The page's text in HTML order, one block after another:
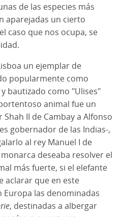
de las especies más
aparejadas un cierto
caso que nos ocupa, se
un ejemplar de
popularmente como
bautizado como "Ulises"
animal fue un
II de Cambay a Alfonso
gobernador de las Indias-,
al rey Manuel I de
deseaba resolver el
más fuerte, si el elefante
aclarar que en este
las denominadas
, destinadas a albergar